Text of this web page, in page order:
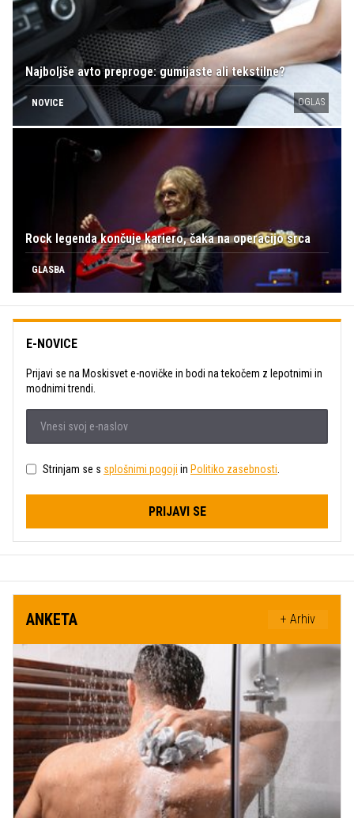
Najboljše avto preproge: gumijaste ali tekstilne?
NOVICE OGLAS
Rock legenda končuje kariero, čaka na operacijo srca
GLASBA
E-NOVICE
Prijavi se na Moskisvet e-novičke in bodi na tekočem z lepotnimi in
modnimi trendi.
Strinjam se s splošnimi pogoji in Politiko zasebnosti
PRIJAVI SE
ANKETA + Arhiv